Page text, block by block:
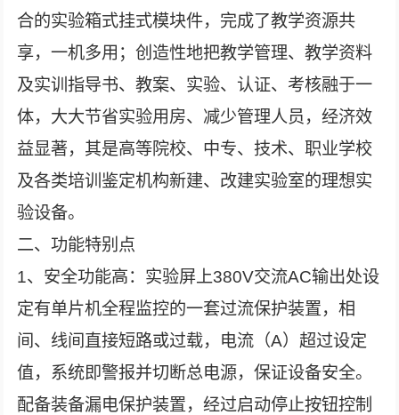
合的实验箱式挂式模块件，完成了教学资源共
享，一机多用；创造性地把教学管理、教学资料
及实训指导书、教案、实验、认证、考核融于一
体，大大节省实验用房、减少管理人员，经济效
益显著，其是高等院校、中专、技术、职业学校
及各类培训鉴定机构新建、改建实验室的理想实
验设备。
二、功能特别点
1、安全功能高：实验屏上380V交流AC输出处设
定有单片机全程监控的一套过流保护装置，相
间、线间直接短路或过载，电流（A）超过设定
值，系统即警报并切断总电源，保证设备安全。
配备装备漏电保护装置，经过启动停止按钮控制